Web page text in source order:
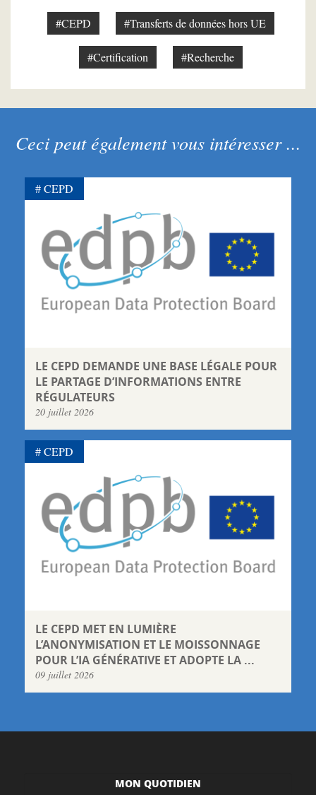
#CEPD #Transferts de données hors UE
#Certification #Recherche
Ceci peut également vous intéresser ...
LE CEPD DEMANDE UNE BASE LÉGALE POUR
LE PARTAGE D’INFORMATIONS ENTRE
RÉGULATEURS
20 juillet 2026
CEPD
LE CEPD MET EN LUMIÈRE
L’ANONYMISATION ET LE MOISSONNAGE
POUR L’IA GÉNÉRATIVE ET ADOPTE LA ...
09 juillet 2026
CEPD
MON QUOTIDIEN